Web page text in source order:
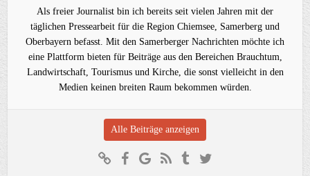
Als freier Journalist bin ich bereits seit vielen Jahren mit der
täglichen Pressearbeit für die Region Chiemsee, Samerberg und
Oberbayern befasst. Mit den Samerberger Nachrichten möchte ich
eine Plattform bieten für Beiträge aus den Bereichen Brauchtum,
Landwirtschaft, Tourismus und Kirche, die sonst vielleicht in den
Medien keinen breiten Raum bekommen würden.
Alle Beiträge anzeigen